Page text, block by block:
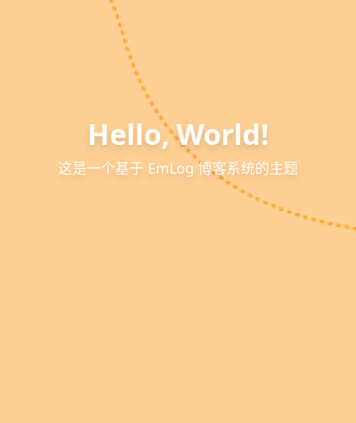
Hello, World!
这是一个基于 EmLog 博客系统的主题